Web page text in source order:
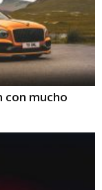
con mucho